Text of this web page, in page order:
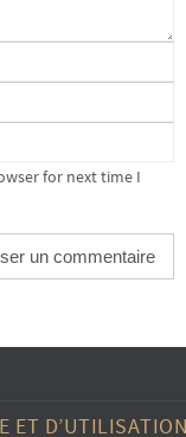
for next time I
ET